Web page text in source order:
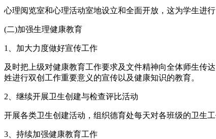
心理阅览室和心理活动室地设立和全面开放，这为学生进
(二)加强生理健康教育
1、加大力度做好宣传工作
及时把上级对健康教育工作要求及文件精神向全体师生传
姓进行双创工作重要意义的宣传以及健康知识的教育。
2、继续开展卫生创建与检查评比活动
开展各类卫生创建活动，组织德育处每天对各班级的卫生
3、持续加强健康教育工作